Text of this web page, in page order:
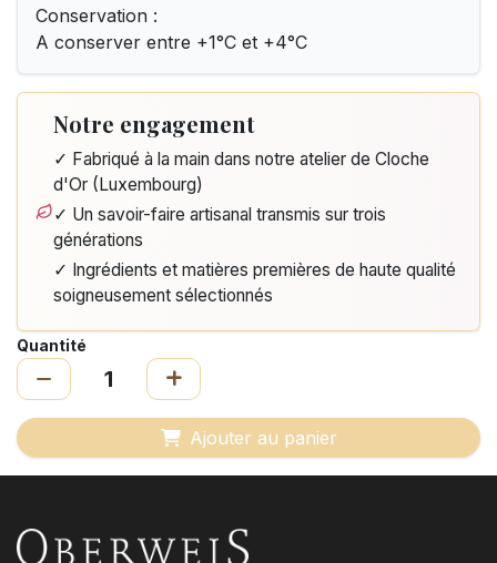
Conservation :
A conserver entre +1°C et +4°C
Notre engagement
✓ Fabriqué à la main dans notre atelier de Cloche
d'Or (Luxembourg)
✓ Un savoir-faire artisanal transmis sur trois
générations
✓ Ingrédients et matières premières de haute qualité
soigneusement sélectionnés
Quantité
Ajouter au panier